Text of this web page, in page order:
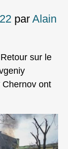
par Alain
Retour sur le
ont